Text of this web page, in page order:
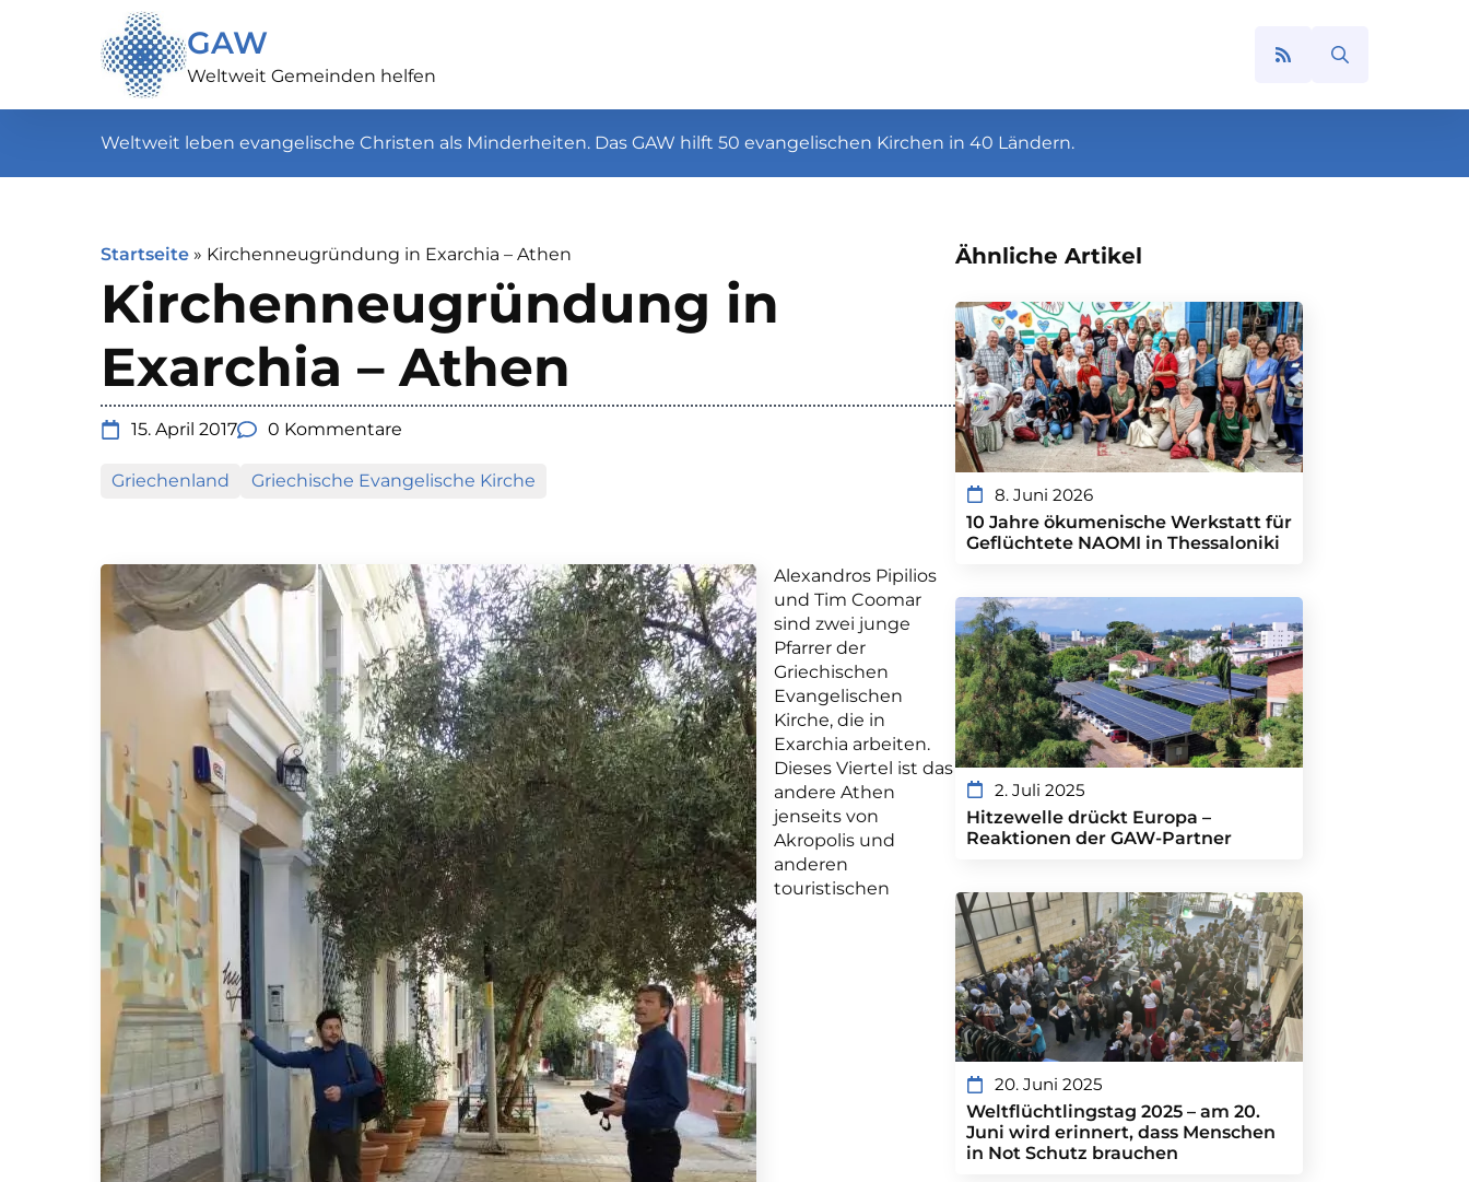
GAW
Weltweit Gemeinden helfen
Weltweit leben evangelische Christen als Minderheiten. Das GAW hilft 50 evangelischen Kirchen in 40 Ländern.
Startseite » Kirchenneugründung in Exarchia – Athen
Kirchenneugründung in
Exarchia – Athen
15. April 2017 0 Kommentare
Griechenland Griechische Evangelische Kirche
Alexandros Pipilios
und Tim Coomar
sind zwei junge
Pfarrer der
Griechischen
Evangelischen
Kirche, die in
Exarchia arbeiten.
Dieses Viertel ist das
andere Athen
jenseits von
Akropolis und
anderen
touristischen
Ähnliche Artikel
8. Juni 2026
10 Jahre ökumenische Werkstatt für
Geflüchtete NAOMI in Thessaloniki
2. Juli 2025
Hitzewelle drückt Europa –
Reaktionen der GAW-Partner
20. Juni 2025
Weltflüchtlingstag 2025 – am 20.
Juni wird erinnert, dass Menschen
in Not Schutz brauchen